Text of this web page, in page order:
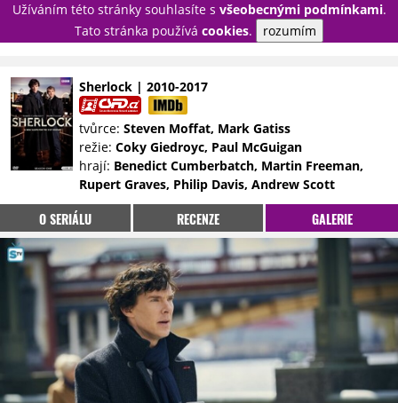
Užíváním této stránky souhlasíte s všeobecnými podmínkami.
Tato stránka používá cookies. rozumím
PŘIHLÁSIT
NOVINKY
TÉMATA
RECENZE
EPIZODY
KULT
TRAILERY
GALERIE
DISKUZE
STATISTIKY
TIRÁŽ
Sherlock | 2010-2017
tvůrce: Steven Moffat, Mark Gatiss
režie: Coky Giedroyc, Paul McGuigan
hrají: Benedict Cumberbatch, Martin Freeman,
Rupert Graves, Philip Davis, Andrew Scott
O SERIÁLU RECENZE GALERIE